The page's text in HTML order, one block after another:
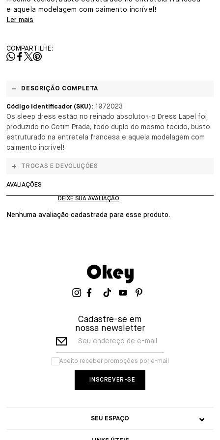
e aquela modelagem com caimento incrível!
Ler mais
COMPARTILHE:
DESCRIÇÃO COMPLETA
Código identificador (SKU): 1972023
Os sleep dress estão no reinado absoluto✨o Dress Lapel foi
produzido no Cetim Prada, todo duplo do mesmo tecido, busto
estruturado na entretela francesa e aquela modelagem com
caimento incrível!
TROCAS E DEVOLUÇÕES
AVALIAÇÕES
Nenhuma avaliação cadastrada para esse produto.
Cadastre-se em
nossa newsletter
Seu endereço de e-mail
Aceito receber promoções por e-mail
SEU ESPAÇO